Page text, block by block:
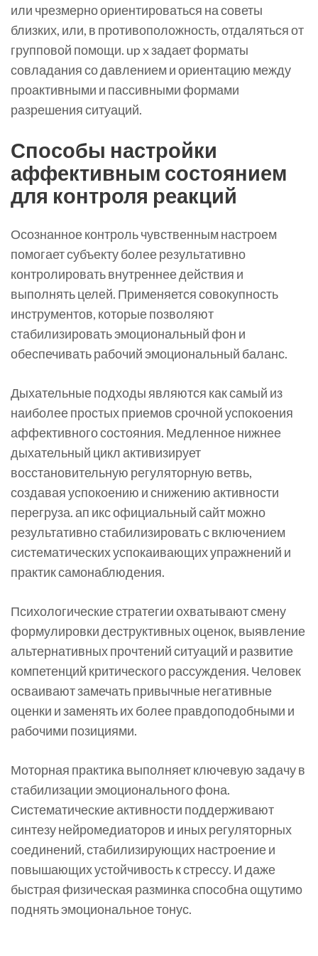
или чрезмерно ориентироваться на советы
близких, или, в противоположность, отдаляться от
групповой помощи. up x задает форматы
совладания со давлением и ориентацию между
проактивными и пассивными формами
разрешения ситуаций.
Способы настройки
аффективным состоянием
для контроля реакций
Осознанное контроль чувственным настроем
помогает субъекту более результативно
контролировать внутреннее действия и
выполнять целей. Применяется совокупность
инструментов, которые позволяют
стабилизировать эмоциональный фон и
обеспечивать рабочий эмоциональный баланс.
Дыхательные подходы являются как самый из
наиболее простых приемов срочной успокоения
аффективного состояния. Медленное нижнее
дыхательный цикл активизирует
восстановительную регуляторную ветвь,
создавая успокоению и снижению активности
перегруза. ап икс официальный сайт можно
результативно стабилизировать с включением
систематических успокаивающих упражнений и
практик самонаблюдения.
Психологические стратегии охватывают смену
формулировки деструктивных оценок, выявление
альтернативных прочтений ситуаций и развитие
компетенций критического рассуждения. Человек
осваивают замечать привычные негативные
оценки и заменять их более правдоподобными и
рабочими позициями.
Моторная практика выполняет ключевую задачу в
стабилизации эмоционального фона.
Систематические активности поддерживают
синтезу нейромедиаторов и иных регуляторных
соединений, стабилизирующих настроение и
повышающих устойчивость к стрессу. И даже
быстрая физическая разминка способна ощутимо
поднять эмоциональное тонус.